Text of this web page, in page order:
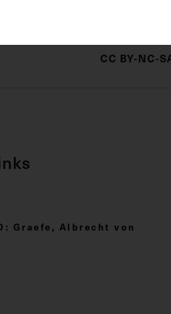
CC BY-NC-
Graefe, Albrecht von